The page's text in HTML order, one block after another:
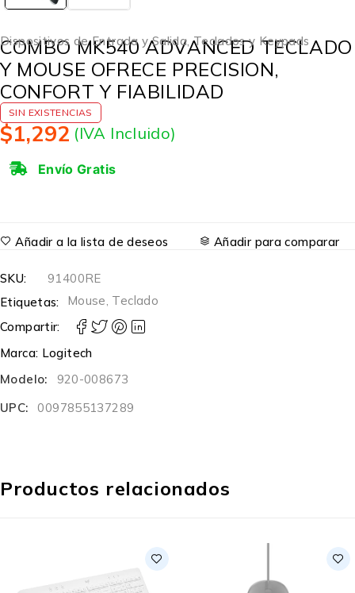
Dispositivos de Entrada y Salida,Teclados y Keypads
COMBO MK540 ADVANCED TECLADO
Y MOUSE OFRECE PRECISION,
CONFORT Y FIABILIDAD
SIN EXISTENCIAS
$1,292 (IVA Incluido)
Envío Gratis
Añadir a la lista de deseos Añadir para comparar
SKU:
91400RE
Etiquetas:
Mouse, Teclado
Compartir:
Marca: Logitech
Modelo:
920-008673
UPC:
0097855137289
Productos relacionados